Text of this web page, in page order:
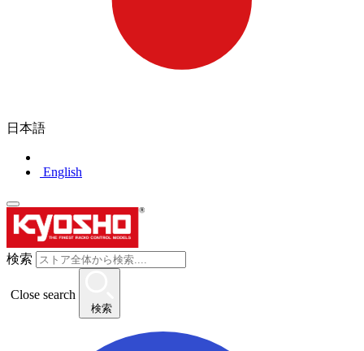
日本語
English
検索
Close search
検索